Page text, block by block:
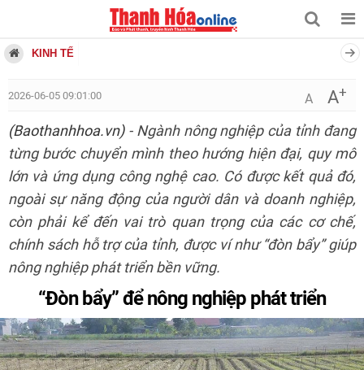
KINH TẾ
2026-06-05 09:01:00 A A+
(Baothanhhoa.vn)- Ngành nông nghiệp của tỉnh đang
từng bước chuyển mình theo hướng hiện đại, quy mô
lớn và ứng dụng công nghệ cao. Có được kết quả đó,
ngoài sự năng động của người dân và doanh nghiệp,
còn phải kể đến vai trò quan trọng của các cơ chế,
chính sách hỗ trợ của tỉnh, được ví như “đòn bẩy” giúp
nông nghiệp phát triển bền vững.
“Đòn bẩy” để nông nghiệp phát triển